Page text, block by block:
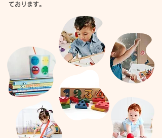
ております。